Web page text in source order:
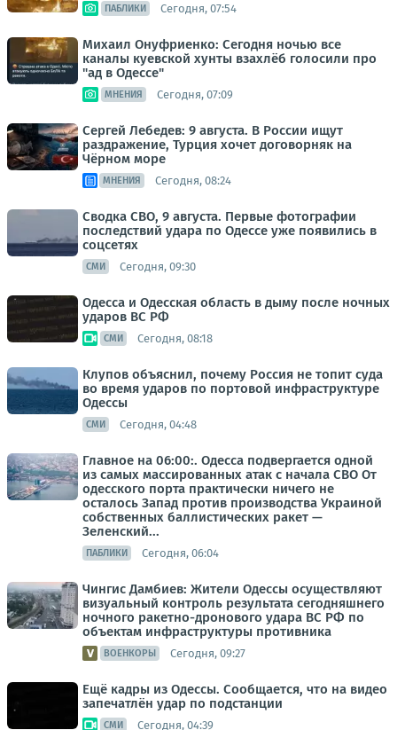
ПАБЛИКИ Сегодня, 07:54
Михаил Онуфриенко: Сегодня ночью все
каналы куевской хунты взахлёб голосили про
"ад в Одессе"
МНЕНИЯ Сегодня, 07:09
Сергей Лебедев: 9 августа. В России ищут
раздражение, Турция хочет договорняк на
Чёрном море
МНЕНИЯ Сегодня, 08:24
Сводка СВО, 9 августа. Первые фотографии
последствий удара по Одессе уже появились в
соцсетях
СМИ Сегодня, 09:30
Одесса и Одесская область в дыму после ночных
ударов ВС РФ
СМИ Сегодня, 08:18
Клупов объяснил, почему Россия не топит суда
во время ударов по портовой инфраструктуре
Одессы
СМИ Сегодня, 04:48
Главное на 06:00:. Одесса подвергается одной
из самых массированных атак с начала СВО От
одесского порта практически ничего не
осталось Запад против производства Украиной
собственных баллистических ракет —
Зеленский...
ПАБЛИКИ Сегодня, 06:04
Чингис Дамбиев: Жители Одессы осуществляют
визуальный контроль результата сегодняшнего
ночного ракетно-дронового удара ВС РФ по
объектам инфраструктуры противника
ВОЕНКОРЫ Сегодня, 09:27
Ещё кадры из Одессы. Сообщается, что на видео
запечатлён удар по подстанции
СМИ Сегодня, 04:39